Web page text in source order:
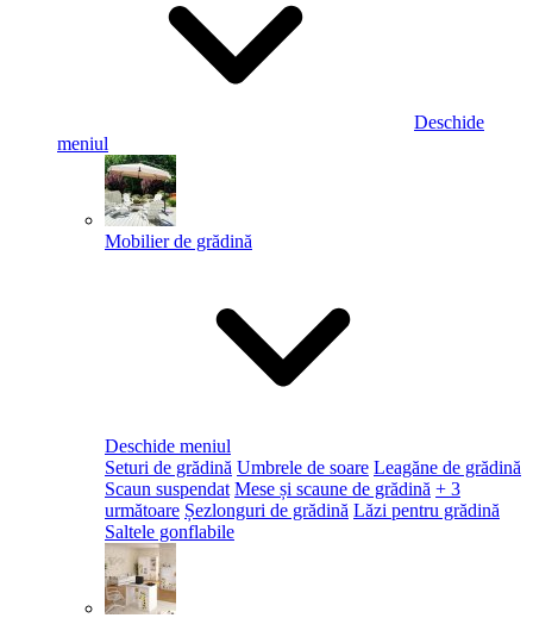
Deschide
meniul
Mobilier de grădină
Deschide meniul
Seturi de grădină Umbrele de soare Leagăne de grădină
Scaun suspendat Mese și scaune de grădină + 3
următoare Șezlonguri de grădină Lăzi pentru grădină
Saltele gonflabile